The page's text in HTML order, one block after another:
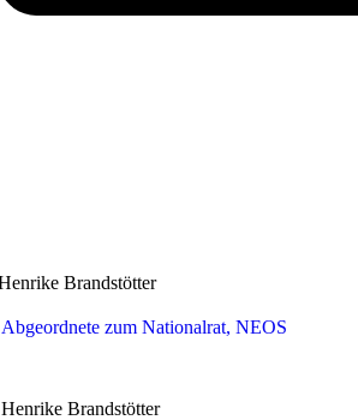
Brandstötter
Abgeordnete zum Nationalrat, NEOS
Henrike Brandstötter